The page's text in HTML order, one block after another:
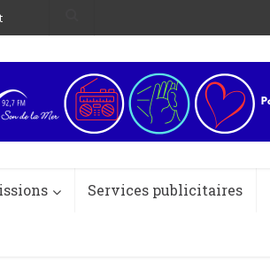
Services publicitaires